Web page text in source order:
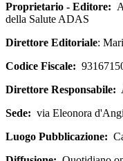
Proprietario - Editore:
della Salute ADAS
Direttore Editoriale:
Codice Fiscale:
Direttore Responsabile:
Sede: via Eleonora
Luogo Pubblicazione: